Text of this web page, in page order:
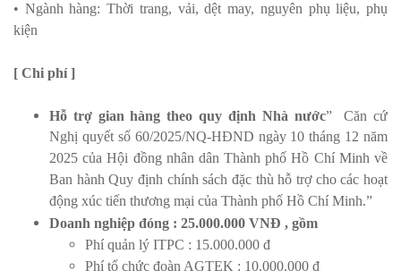
• Ngành hàng: Thời trang, vải, dệt may, nguyên phụ liệu, phụ
kiện
[ Chi phí ]
Hỗ trợ gian hàng theo quy định Nhà nước” Căn cứ
Nghị quyết số 60/2025/NQ-HĐND ngày 10 tháng 12 năm
2025 của Hội đồng nhân dân Thành phố Hồ Chí Minh về
Ban hành Quy định chính sách đặc thù hỗ trợ cho các hoạt
động xúc tiến thương mại của Thành phố Hồ Chí Minh.”
Doanh nghiệp đóng : 25.000.000 VNĐ , gồm
Phí quản lý ITPC : 15.000.000 đ
Phí tổ chức đoàn AGTEK : 10.000.000 đ